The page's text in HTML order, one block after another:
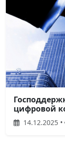
цифровой
14.12.2025 •